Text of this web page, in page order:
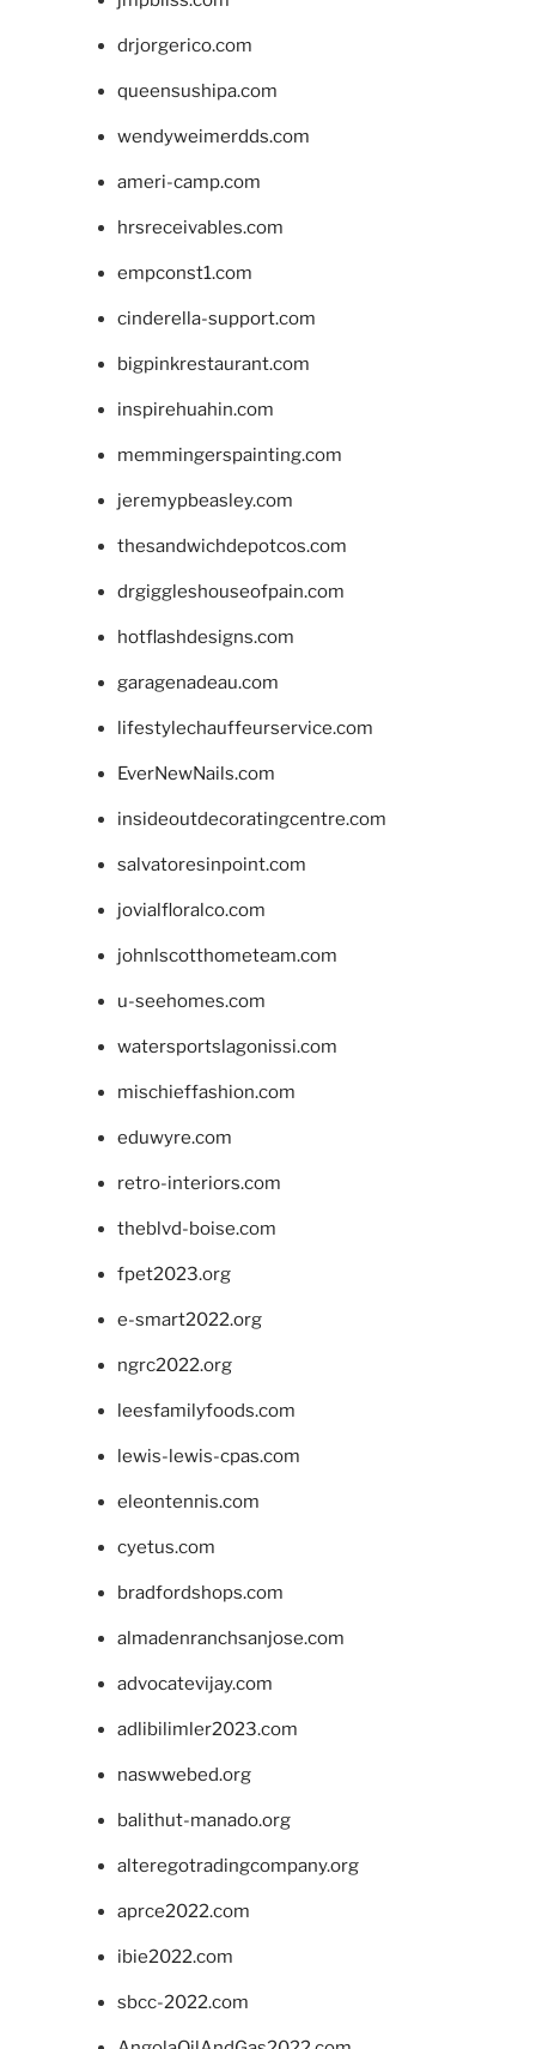
drjorgerico.com
queensushipa.com
wendyweimerdds.com
ameri-camp.com
hrsreceivables.com
empconst1.com
cinderella-support.com
bigpinkrestaurant.com
inspirehuahin.com
memmingerspainting.com
jeremypbeasley.com
thesandwichdepotcos.com
drgiggleshouseofpain.com
hotflashdesigns.com
garagenadeau.com
lifestylechauffeurservice.com
EverNewNails.com
insideoutdecoratingcentre.com
salvatoresinpoint.com
jovialfloralco.com
johnlscotthometeam.com
u-seehomes.com
watersportslagonissi.com
mischieffashion.com
eduwyre.com
retro-interiors.com
theblvd-boise.com
fpet2023.org
e-smart2022.org
ngrc2022.org
leesfamilyfoods.com
lewis-lewis-cpas.com
eleontennis.com
cyetus.com
bradfordshops.com
almadenranchsanjose.com
advocatevijay.com
adlibilimler2023.com
naswwebed.org
balithut-manado.org
alteregotradingcompany.org
aprce2022.com
ibie2022.com
sbcc-2022.com